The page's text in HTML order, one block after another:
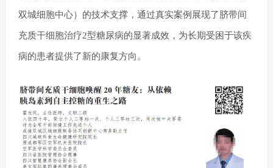
双城细胞中心）的技术支撑，通过真实案例展现了脐带间
充质干细胞治疗2型糖尿病的显著成效，为长期受困于该疾
病的患者提供了新的康复方向。